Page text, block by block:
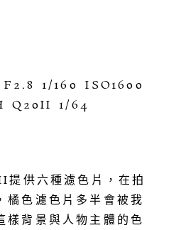
1/160 ISO1600
Q20II 1/64
供六種濾色片，在拍
橘色濾色片多半會被我
樣背景與人物主體的色